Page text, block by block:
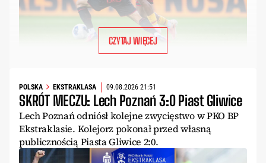
CZYTAJ WIĘCEJ
POLSKA EKSTRAKLASA 09.08.2026 21:51
SKRÓT MECZU: Lech Poznań 3:0 Piast Gliwice
Lech Poznań odniósł kolejne zwycięstwo w PKO BP
Ekstraklasie. Kolejorz pokonał przed własną
publicznością Piasta Gliwice 2:0.